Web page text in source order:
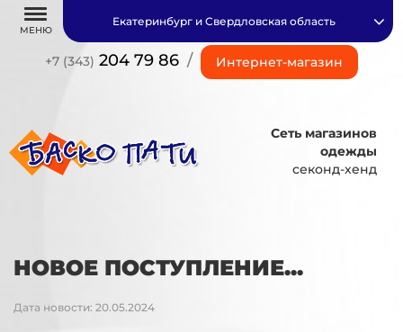
МЕНЮ
+7 (343) 204 79 86 / Интернет-магазин
Екатеринбург и Свердловская область
Сеть магазинов
одежды
секонд-хенд
НОВОЕ ПОСТУПЛЕНИЕ...
Дата новости: 20.05.2024